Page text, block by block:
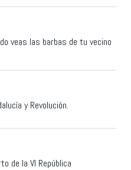
veas las barbas de tu vecino
y Revolución.
de la VI República